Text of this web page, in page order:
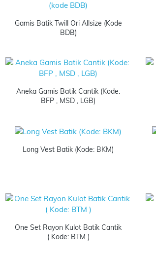
Gamis Batik Twill Ori Allsize (kode
BDB)
Aneka Gamis Batik Cantik (Kode:
BFP , MSD , LGB)
Long Vest Batik (Kode: BKM)
One Set Rayon Kulot Batik Cantik
( Kode: BTM )